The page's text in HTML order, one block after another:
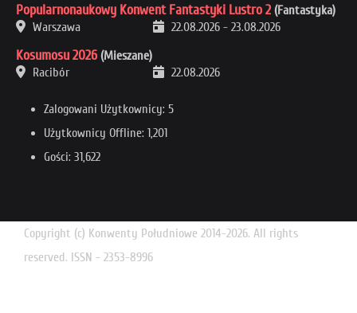
Popularnonaukowy Konwent Fantastyki Lustro 2 (Fantastyka)
Warszawa
22.08.2026 - 23.08.2026
Kosumosu 2026 (Mieszane)
Racibór
22.08.2026
Zalogowani Użytkownicy: 5
Użytkownicy Offline: 1,201
Gości: 31,622
Copyright (c) Konwenty Południowe 2014-2026. All rights
reserved. ISSN - 2353-8996